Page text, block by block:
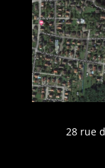
28 rue